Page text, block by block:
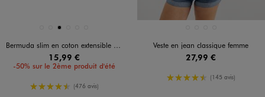
Disponible en 6 coloris
BLANC VIFBLEU FONCE
NOIR
Bermuda slim en coton extensible femme
15,99 €
-50% sur le 2ème produit d'été
4.5/5 de moyenne
(476 avis)
Veste en jean classique femme
27,99 €
4.5/5 de moyenne
(145 avis)